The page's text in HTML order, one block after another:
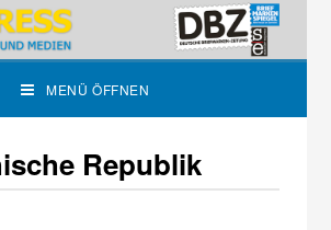
MENÜ ÖFFNEN
Republik